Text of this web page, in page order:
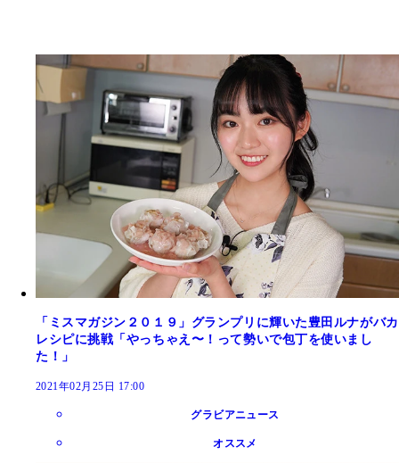
「ミスマガジン２０１９」グランプリに輝いた豊田ルナがバカ
レシピに挑戦「やっちゃえ〜！って勢いで包丁を使いまし
た！」
2021年02月25日 17:00
グラビアニュース
オススメ